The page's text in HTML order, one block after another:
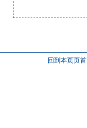
回到本页页首